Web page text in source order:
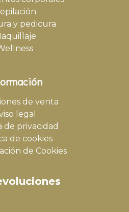
y pedicura
de venta
legal
de privacidad
de cookies
de Cookies